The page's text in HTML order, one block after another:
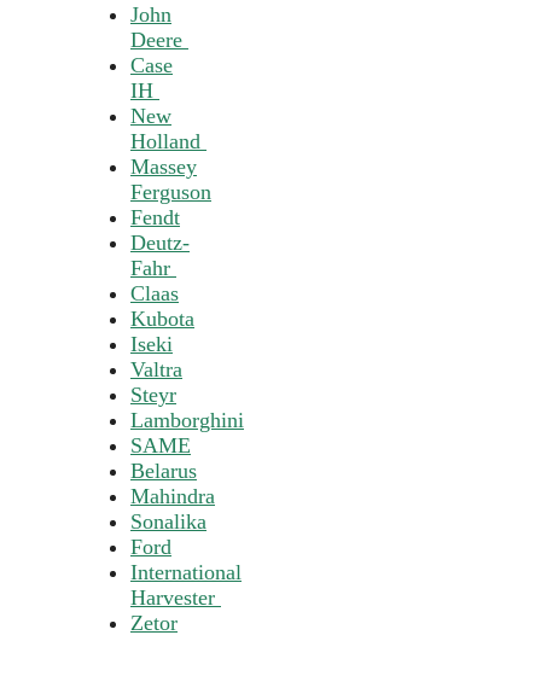
John
Deere
Case
IH
New
Holland
Massey
Ferguson
Fendt
Deutz-
Fahr
Claas
Kubota
Iseki
Valtra
Steyr
Lamborghini
SAME
Belarus
Mahindra
Sonalika
Ford
International
Harvester
Zetor